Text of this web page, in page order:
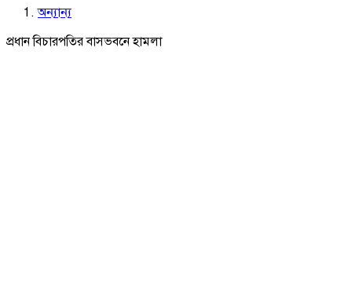
অন্যান্য
প্রধান বিচারপতির বাসভবনে হামলা